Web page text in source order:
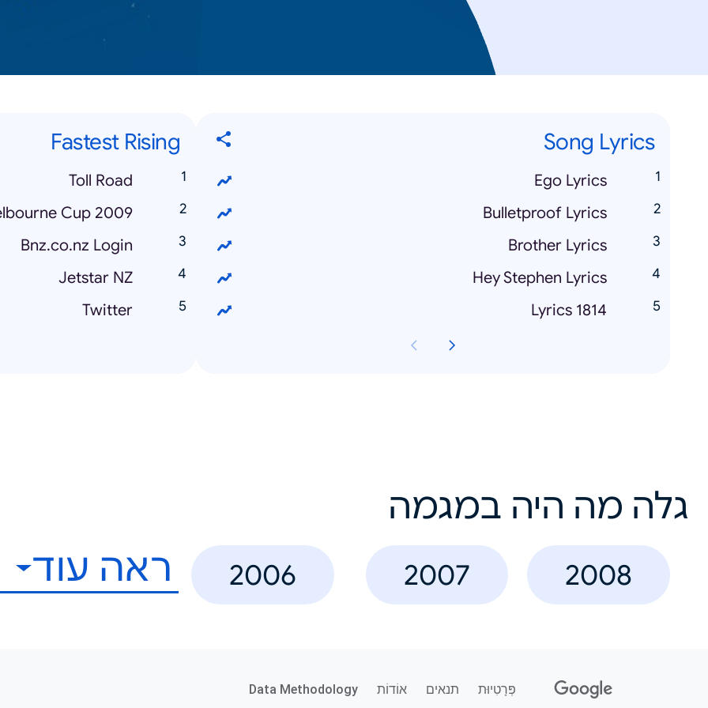
Song Lyrics
Ego Lyrics
Bulletproof Lyrics
Brother Lyrics
Hey Stephen Lyrics
1814 Lyrics
Fastest Rising
Toll Road
Cup 2009
Bnz.co.nz Login
Jetstar NZ
Twitter
גלה מה היה במגמה
2008
2007
2006 ראה עוד
פְּרָטִיוּת תנאים אוֹדוֹת Data Methodology